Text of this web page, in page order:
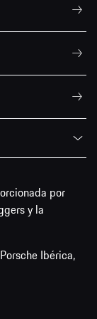
por
y la
Ibérica,